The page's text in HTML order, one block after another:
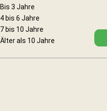
Bis 3 Jahre
4 bis 6 Jahre
7 bis 10 Jahre
Älter als 10 Jahre